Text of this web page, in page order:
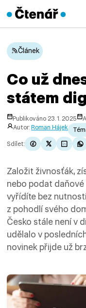
Článek
Co už
státem
Publikováno 23. 1. 2025
Autor:Roman Hájek
Sdílet:
Založit živnosťák,
nebo podat daňové
vyřídíte bez
z pohodlí svého
Česko stále není v
udělalo v
novinek přijde už